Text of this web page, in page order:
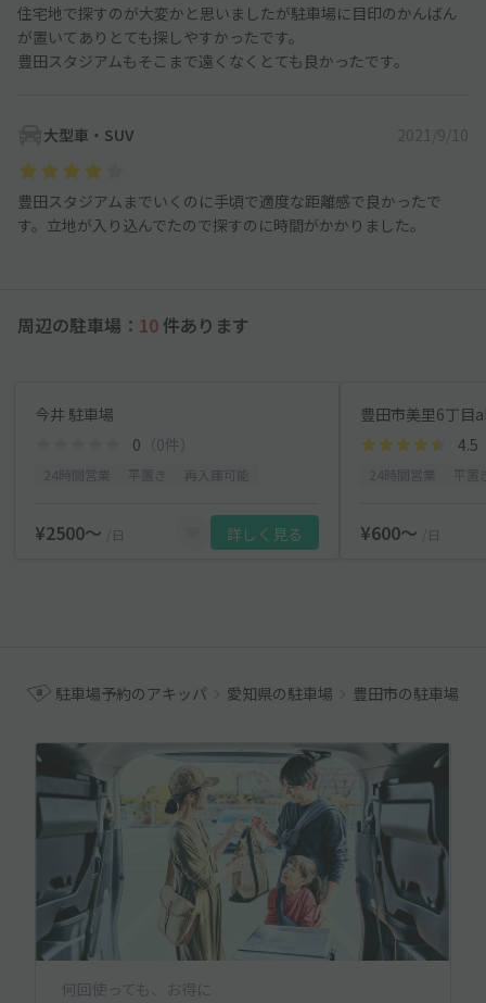
住宅地で探すのが大変かと思いましたが駐車場に目印のかんばん
が置いてありとても探しやすかったです。
豊田スタジアムもそこまで遠くなくとても良かったです。
大型車・SUV 2021/9/10
豊田スタジアムまでいくのに手頃で適度な距離感で良かったで
す。立地が入り込んでたので探すのに時間がかかりました。
周辺の駐車場： 10 件あります
今井 駐車場
0 （0件）
¥2500〜 /日 詳しく見る
豊田市美里6丁目
4.5
¥600〜 /日
駐車場予約のアキッパ 愛知県の駐車場 豊田市の駐車場
何回使っても、お得に